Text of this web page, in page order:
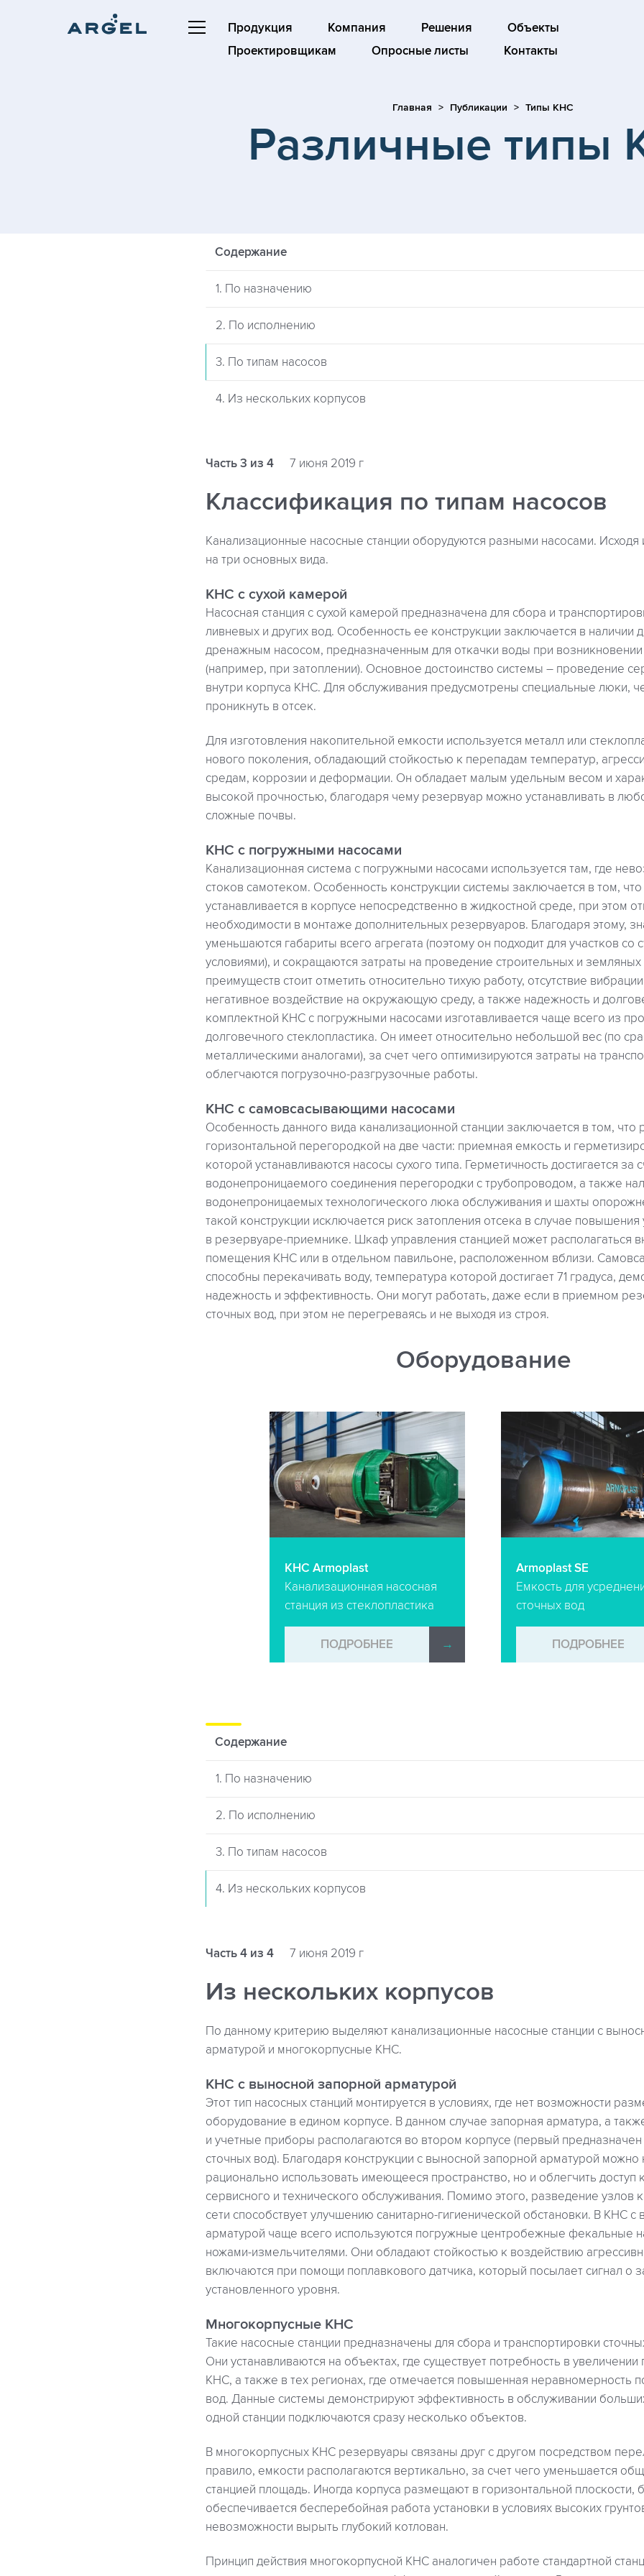
Продукция Компания Решения
Объекты
Проектировщикам
Опросные листы Контакты
Главная Публикации Типы КНС
Различные типы
Содержание
1. По назначению
2. По исполнению
3. По типам насосов
4. Из нескольких корпусов
Часть 3 из 4 7 июня 2019 г
Классификация по типам насосов
Канализационные насосные станции оборудуются разными насосами. Исходя
на три основных вида.
КНС с сухой камерой
Насосная станция с сухой камерой предназначена для сбора и
ливневых и других вод. Особенность ее конструкции заключается в наличии
дренажным насосом, предназначенным для откачки воды при возникновении
(например, при затоплении). Основное достоинство системы – проведение
внутри корпуса КНС. Для обслуживания предусмотрены специальные люки,
проникнуть в отсек.
Для изготовления накопительной емкости используется металл или
нового поколения, обладающий стойкостью к перепадам температур,
средам, коррозии и деформации. Он обладает малым удельным весом и
высокой прочностью, благодаря чему резервуар можно устанавливать в
сложные почвы.
КНС с погружными насосами
Канализационная система с погружными насосами используется там, где
стоков самотеком. Особенность конструкции системы заключается в том, что
устанавливается в корпусе непосредственно в жидкостной среде, при этом
необходимости в монтаже дополнительных резервуаров. Благодаря этому,
уменьшаются габариты всего агрегата (поэтому он подходит для участков со
условиями), и сокращаются затраты на проведение строительных и земляных
преимуществ стоит отметить относительно тихую работу, отсутствие
негативное воздействие на окружающую среду, а также надежность и
комплектной КНС с погружными насосами изготавливается чаще всего из
долговечного стеклопластика. Он имеет относительно небольшой вес (по
металлическими аналогами), за счет чего оптимизируются затраты на
облегчаются погрузочно-разгрузочные работы.
КНС с самовсасывающими насосами
Особенность данного вида канализационной станции заключается в том,
горизонтальной перегородкой на две части: приемная емкость и
которой устанавливаются насосы сухого типа. Герметичность достигается за
водонепроницаемого соединения перегородки с трубопроводом, а также
водонепроницаемых технологического люка обслуживания и шахты
такой конструкции исключается риск затопления отсека в случае
в резервуаре-приемнике. Шкаф управления станцией может располагаться
помещения КНС или в отдельном павильоне, расположенном вблизи.
способны перекачивать воду, температура которой достигает 71 градуса,
надежность и эффективность. Они могут работать, даже если в приемном
сточных вод, при этом не перегреваясь и не выходя из строя.
Оборудование
КНС Armoplast
Канализационная насосная
станция из стеклопластика
ПОДРОБНЕЕ →
Armoplast SE
Емкость для
сточных вод
ПОДРОБНЕЕ
Содержание
1. По назначению
2. По исполнению
3. По типам насосов
4. Из нескольких корпусов
Часть 4 из 4 7 июня 2019 г
Из нескольких корпусов
По данному критерию выделяют канализационные насосные станции с
арматурой и многокорпусные КНС.
КНС с выносной запорной арматурой
Этот тип насосных станций монтируется в условиях, где нет возможности
оборудование в едином корпусе. В данном случае запорная арматура, а
и учетные приборы располагаются во втором корпусе (первый
сточных вод). Благодаря конструкции с выносной запорной арматурой можно
рационально использовать имеющееся пространство, но и облегчить доступ
сервисного и технического обслуживания. Помимо этого, разведение узлов
сети способствует улучшению санитарно-гигиенической обстановки. В КНС
арматурой чаще всего используются погружные центробежные фекальные
ножами-измельчителями. Они обладают стойкостью к воздействию
включаются при помощи поплавкового датчика, который посылает сигнал о
установленного уровня.
Многокорпусные КНС
Такие насосные станции предназначены для сбора и транспортировки
Они устанавливаются на объектах, где существует потребность в
КНС, а также в тех регионах, где отмечается повышенная неравномерность
вод. Данные системы демонстрируют эффективность в обслуживании
одной станции подключаются сразу несколько объектов.
В многокорпусных КНС резервуары связаны друг с другом посредством
правило, емкости располагаются вертикально, за счет чего уменьшается
станцией площадь. Иногда корпуса размещают в горизонтальной плоскости,
обеспечивается бесперебойная работа установки в условиях высоких
невозможности вырыть глубокий котлован.
Принцип действия многокорпусной КНС аналогичен работе стандартной